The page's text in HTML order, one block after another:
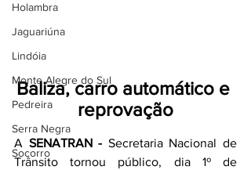
Holambra
Jaguariúna
Lindóia
Monte Alegre do Sul
Pedreira
Serra Negra
Socorro
Baliza, carro automático e
reprovação
A SENATRAN - Secretaria Nacional de
Trânsito tornou público, dia 1º de